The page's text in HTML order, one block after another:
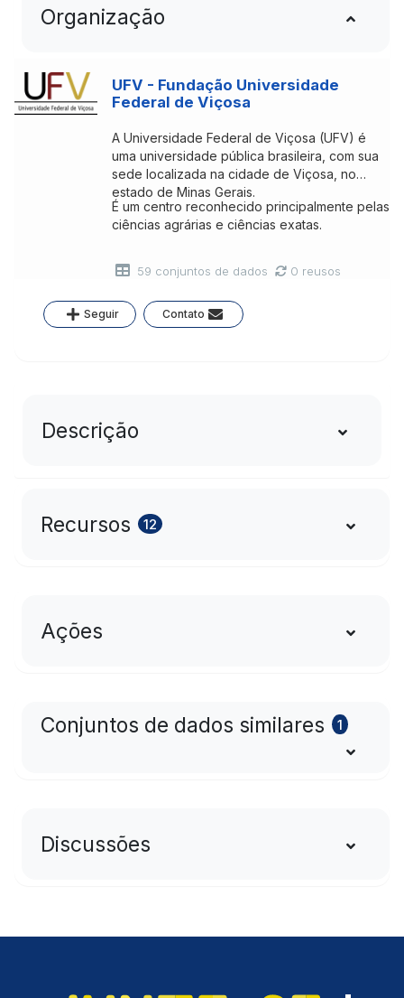
Organização
UFV - Fundação Universidade
Federal de Viçosa
A Universidade Federal de Viçosa (UFV) é
uma universidade pública brasileira, com sua
sede localizada na cidade de Viçosa, no
estado de Minas Gerais.
É um centro reconhecido principalmente pelas
ciências agrárias e ciências exatas.
59 conjuntos de dados 0 reusos
Seguir Contato
Descrição
Recursos 12
Ações
Conjuntos de dados similares 1
Discussões